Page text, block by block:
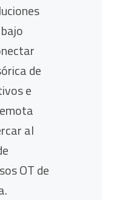
de
e
al
OT de